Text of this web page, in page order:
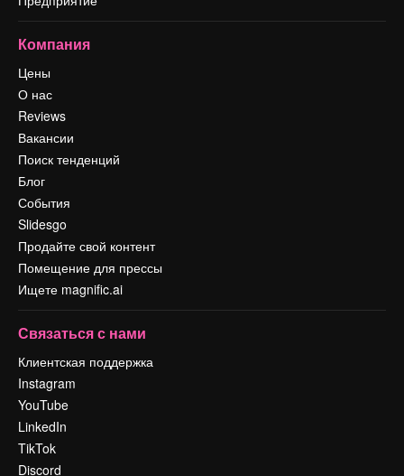
Компания
Цены
О нас
Reviews
Вакансии
Поиск тенденций
Блог
События
Slidesgo
Продайте свой контент
Помещение для прессы
Ищете magnific.ai
Связаться с нами
Клиентская поддержка
Instagram
YouTube
LinkedIn
TikTok
Discord